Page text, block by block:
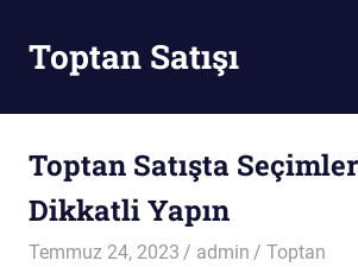
contentToptan Satışı
Toptan Satışta
Dikkatli Yapın
Temmuz 24, 2023 admin Toptan